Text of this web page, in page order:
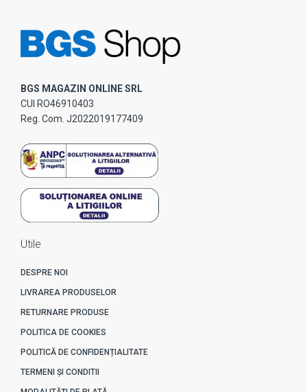
BGS MAGAZIN ONLINE SRL
CUI RO46910403
Reg. Com. J2022019177409
Utile
DESPRE NOI
LIVRAREA PRODUSELOR
RETURNARE PRODUSE
POLITICA DE COOKIES
POLITICĂ DE CONFIDENȚIALITATE
TERMENI ȘI CONDITII